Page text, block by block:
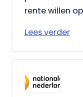
rente willen
Lees verder